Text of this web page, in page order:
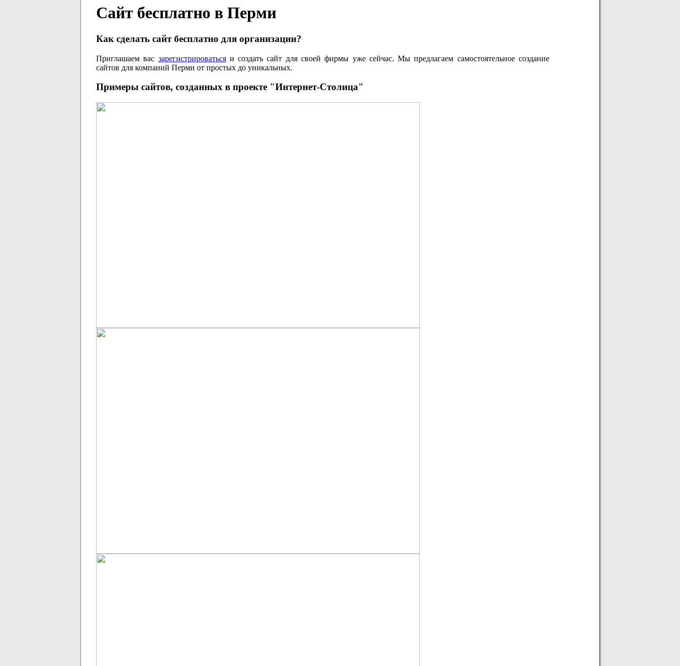
Сайт бесплатно в Перми
Как сделать сайт бесплатно для организации?
Приглашаем вас зарегистрироватьсяи создать сайт для своей фирмы уже сейчас. Мы предлагаем самостоятельное создание
сайтов для компаний Перми от простых до уникальных.
Примеры сайтов, созданных в проекте "Интернет-Столица"